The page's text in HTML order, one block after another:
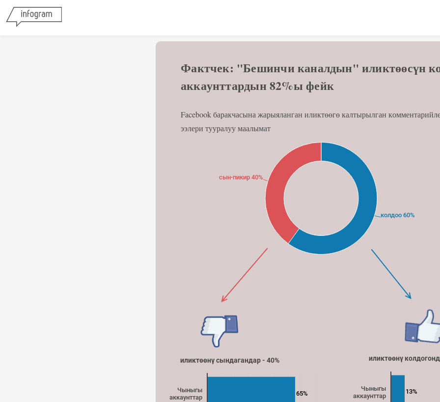
Фактчек: "Бешинчи каналдын" иликтөөсүн
аккаунттардын 82%ы фейк
Facebook баракчасына жарыяланган иликтөөгө калтырылган
ээлери тууралуу маалымат
колдоо 60%
сын-пикир 40%
иликтөөнү
иликтөөнү сындагандар - 40%
Чыныгы
аккаунттар
13%
Чыныгы
аккаунттар
65%